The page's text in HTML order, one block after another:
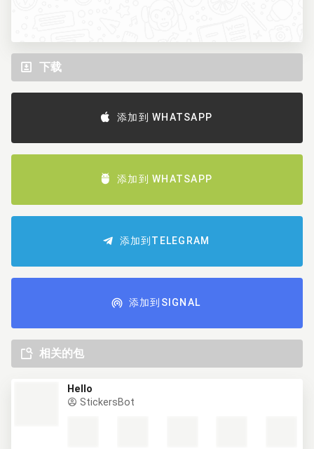
下载
添加到 WHATSAPP
添加到 WHATSAPP
添加到TELEGRAM
添加到SIGNAL
相关的包
Hello
StickersBot